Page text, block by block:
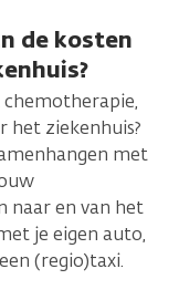
de kosten
het ziekenhuis?
met
naar en van het
je eigen auto,
(regio)taxi.